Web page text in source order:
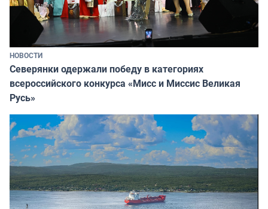
НОВОСТИ
Северянки одержали победу в категориях
всероссийского конкурса «Мисс и Миссис Великая
Русь»